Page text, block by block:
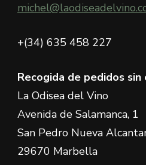
+(34) 635 458 227
Recogida de pedidos sin
La Odisea del Vino
Avenida de Salamanca, 1
San Pedro Nueva
29670 Marbella